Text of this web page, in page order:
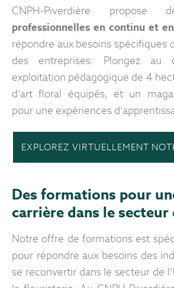
CNPH-Piverdière propose
professionnelles en continu et
répondre aux besoins spécifiques
des entreprises. Plongez
exploitation pédagogique de 4
d’art floral équipés, et un
pour une expériences
EXPLOREZ VIRTUELLEMENT
Des formations pour
carrière dans le secteur
Notre offre de formations est
pour répondre aux besoins des
se reconvertir dans le secteur de